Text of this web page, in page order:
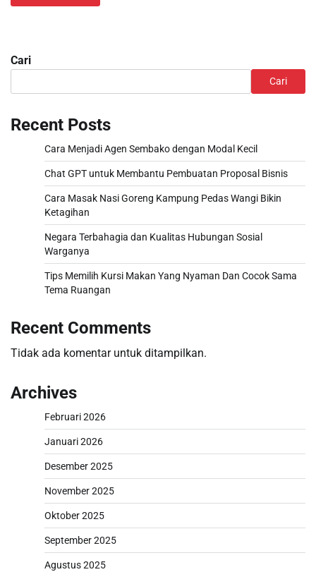
Cari
Cari
Recent Posts
Cara Menjadi Agen Sembako dengan Modal Kecil
Chat GPT untuk Membantu Pembuatan Proposal Bisnis
Cara Masak Nasi Goreng Kampung Pedas Wangi Bikin
Ketagihan
Negara Terbahagia dan Kualitas Hubungan Sosial
Warganya
Tips Memilih Kursi Makan Yang Nyaman Dan Cocok Sama
Tema Ruangan
Recent Comments
Tidak ada komentar untuk ditampilkan.
Archives
Februari 2026
Januari 2026
Desember 2025
November 2025
Oktober 2025
September 2025
Agustus 2025